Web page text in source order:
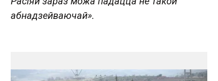
абнадзейваючай».